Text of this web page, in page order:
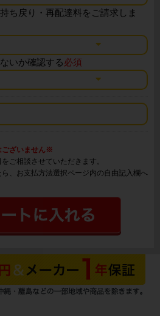
ち戻り・再配達料をご請求しま
いか確認する必須
ございません※
ご相談させていただきます。
、お支払方法選択ページ内の自由記入欄へ